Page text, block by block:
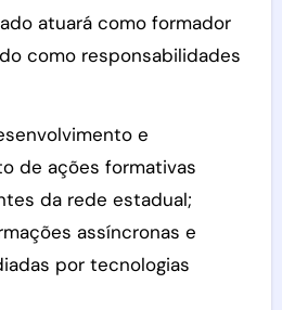
atuará como formador
como responsabilidades
e
de ações formativas
da rede estadual;
assíncronas e
por tecnologias